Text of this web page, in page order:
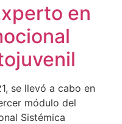
en
se llevó a cabo en
módulo del
Sistémica